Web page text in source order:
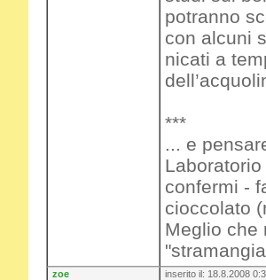
potranno
con alcuni
nicati a
***
... e
confermi -
cioccolato
Meglio che
zoe inserito il: 18.8.2008